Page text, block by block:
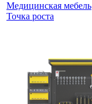
Медицинская мебель
Точка роста